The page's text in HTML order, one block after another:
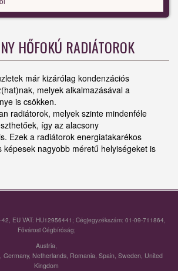
HŐFOKÚ RADIÁTOROK
már kizárólag kondenzációs
melyek alkalmazásával a
is csökken.
radiátorok, melyek szinte mindenféle
így az alacsony
Ezek a radiátorok energiatakarékos
képesek nagyobb méretű helyiségeket is
EU VAT: HU12956441; Cégjegyzékszám: 01-09-711864,
Fővárosi Cégbíróság;
Austria,
, Germany, Netherlands, Romania, Spain, Sweden, United
Kingdom